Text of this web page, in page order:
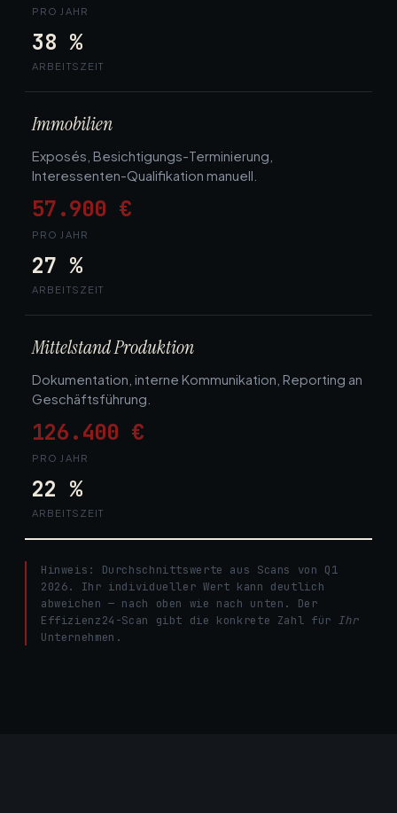
PRO JAHR
38 %
ARBEITSZEIT
Immobilien
Exposés, Besichtigungs-Terminierung,
Interessenten-Qualifikation manuell.
57.900 €
PRO JAHR
27 %
ARBEITSZEIT
Mittelstand Produktion
Dokumentation, interne Kommunikation, Reporting an
Geschäftsführung.
126.400 €
PRO JAHR
22 %
ARBEITSZEIT
Hinweis: Durchschnittswerte aus Scans von Q1
2026. Ihr individueller Wert kann deutlich
abweichen — nach oben wie nach unten. Der
Effizienz24-Scan gibt die konkrete Zahl für Ihr
Unternehmen.